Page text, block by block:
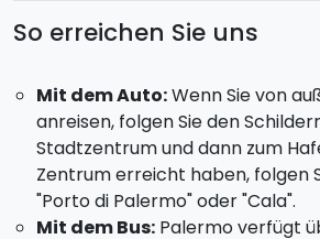
So erreichen Sie uns
Mit dem Auto:Wenn Sie von
anreisen, folgen Sie den
Stadtzentrum und dann zum
Zentrum erreicht haben, folgen
"Porto di Palermo" oder "Cala".
Mit dem Bus:Palermo verfügt